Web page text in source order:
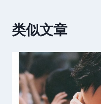
类似文章